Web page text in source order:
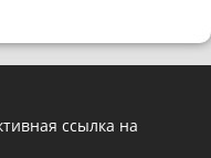
ссылка на